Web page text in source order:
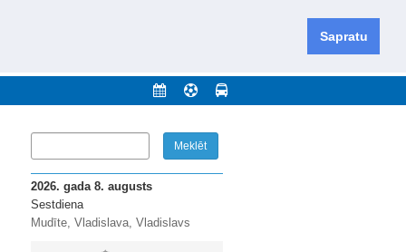
Sapratu
novadu un apkārtējos novadus un pilsētas.
2026. gada 8. augusts
Sestdiena
Mudīte, Vladislava, Vladislavs